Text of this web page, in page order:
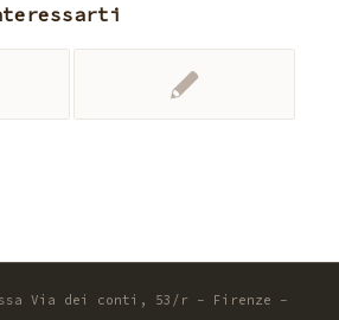
Via dei conti, 53/r - Firenze -